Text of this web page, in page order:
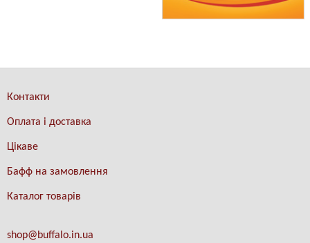
Контакти
Оплата і доставка
Цікаве
Бафф на замовлення
Каталог товарів
shop@buffalo.in.ua